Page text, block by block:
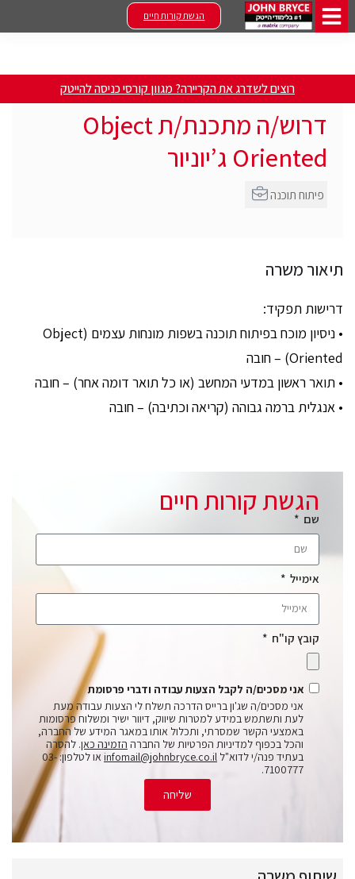
הגשת קורות חיים
רוצים לשדרג את הקריירה? מגוון קורסי כניסה להייטק
דרוש/ה מתכנת/ת Object
Oriented ג’יוניור
תיאור משרה
דרישות תפקיד:
• ניסיון מוכח בפיתוח תוכנה בשפות מונחות עצמים (Object
Oriented) – חובה
• תואר ראשון במדעי המחשב (או כל תואר דומה אחר) – חובה
• אנגלית ברמה גבוהה (קריאה וכתיבה) – חובה
הגשת קורות חיים
שם
אימייל
קובץ קו"ח
אני מסכים/ה לקבל הצעות עבודה ודברי פרסומת
אני מסכים/ה שג'ון ברייס הדרכה תשלח לי הצעות עבודה מעת
לעת ותשתמש במידע למטרות שיווק, דיוור ישיר ומשלוח פרסומות
באמצעי הקשר שמסרתי, ותכלול אותו במאגר המידע של החברה,
והכל בכפוף למדיניות הפרטיות של החברה הזמינה כאן. להסרה
בעתיד פנה/י לדוא"ל infomail@johnbryce.co.il
או לטלפון: 03-
7100777.
שליחה